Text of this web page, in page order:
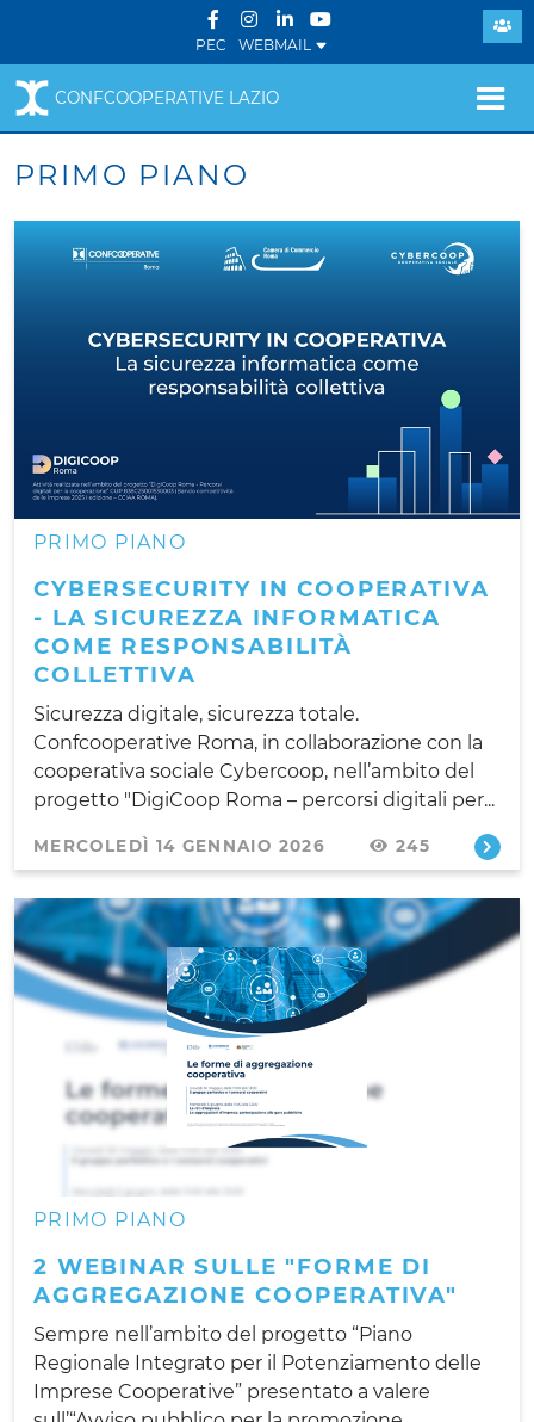
PEC WEBMAIL
CONFCOOPERATIVE LAZIO
PRIMO PIANO
PRIMO PIANO
CYBERSECURITY IN COOPERATIVA
- LA SICUREZZA INFORMATICA
COME RESPONSABILITÀ
COLLETTIVA
Sicurezza digitale, sicurezza totale.
Confcooperative Roma, in collaborazione con la
cooperativa sociale Cybercoop, nell’ambito del
progetto "DigiCoop Roma – percorsi digitali per...
MERCOLEDÌ 14 GENNAIO 2026 245
PRIMO PIANO
2 WEBINAR SULLE "FORME DI
AGGREGAZIONE COOPERATIVA"
Sempre nell’ambito del progetto “Piano
Regionale Integrato per il Potenziamento delle
Imprese Cooperative” presentato a valere